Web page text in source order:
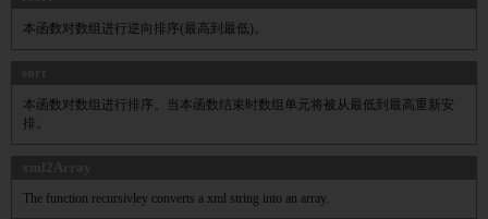
本函数对数组进行逆向排序(最高到最低)。
本函数对数组进行排序。当本函数结束时数组单元将被从最低到最高重新安
排。
The function recursivley converts a xml string into an array.